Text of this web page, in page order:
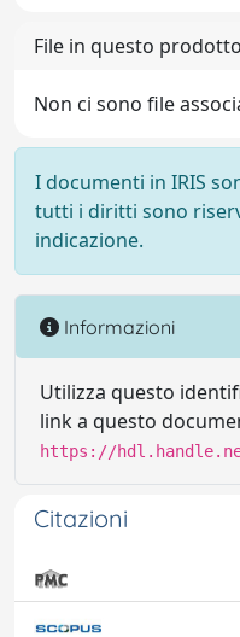
File in questo
Non ci sono file
I documenti in IRIS
tutti i diritti sono
indicazione.
Informazioni
Utilizza questo
link a questo
https://
Citazioni